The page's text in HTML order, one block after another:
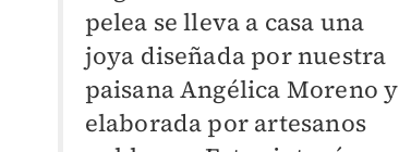
pelea se lleva a casa una
joya diseñada por nuestra
paisana Angélica Moreno y
elaborada por artesanos